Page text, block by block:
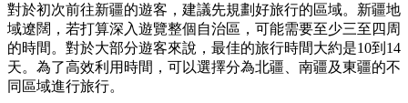
對於初次前往新疆的遊客，建議先規劃好旅行的區域。新疆地
域遼闊，若打算深入遊覽整個自治區，可能需要至少三至四周
的時間。對於大部分遊客來說，最佳的旅行時間大約是10到14
天。為了高效利用時間，可以選擇分為北疆、南疆及東疆的不
同區域進行旅行。